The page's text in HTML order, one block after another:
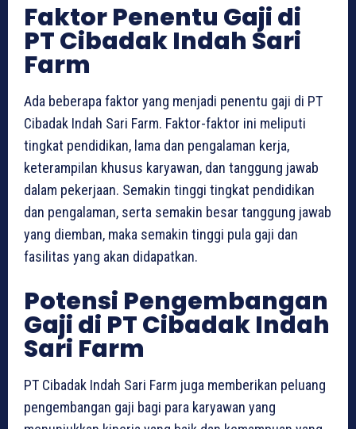
Faktor Penentu Gaji di
PT Cibadak Indah Sari
Farm
Ada beberapa faktor yang menjadi penentu gaji di PT
Cibadak Indah Sari Farm. Faktor-faktor ini meliputi
tingkat pendidikan, lama dan pengalaman kerja,
keterampilan khusus karyawan, dan tanggung jawab
dalam pekerjaan. Semakin tinggi tingkat pendidikan
dan pengalaman, serta semakin besar tanggung jawab
yang diemban, maka semakin tinggi pula gaji dan
fasilitas yang akan didapatkan.
Potensi Pengembangan
Gaji di PT Cibadak Indah
Sari Farm
PT Cibadak Indah Sari Farm juga memberikan peluang
pengembangan gaji bagi para karyawan yang